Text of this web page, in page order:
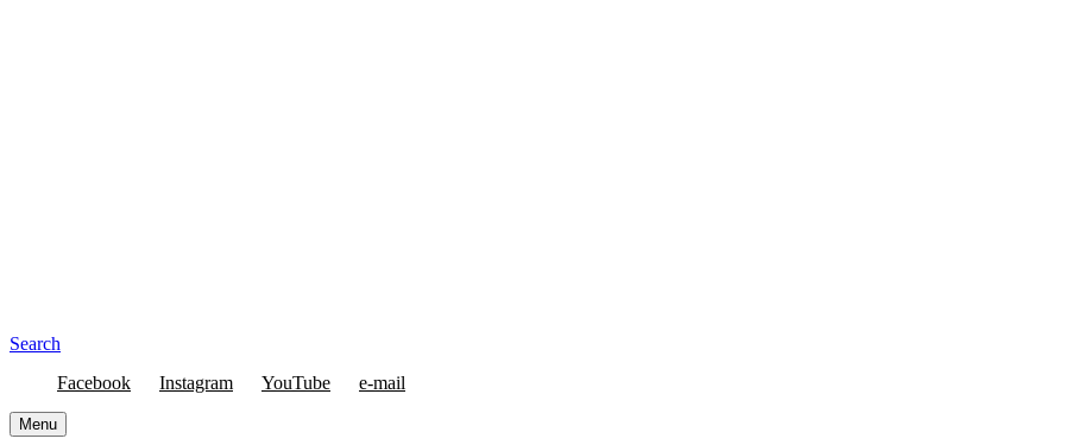
Search
Facebook
Instagram YouTube e-mail
Menu